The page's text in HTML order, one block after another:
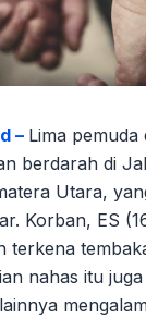
– Lima pemuda
berdarah di
Utara,
Korban, ES
terkena
nahas itu